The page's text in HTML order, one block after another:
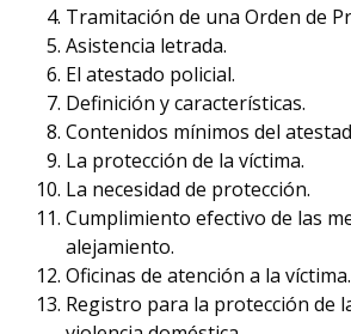
Tramitación de una Orden de
Asistencia letrada.
El atestado policial.
Definición y características.
Contenidos mínimos del
La protección de la víctima.
La necesidad de protección.
Cumplimiento efectivo de las
alejamiento.
Oficinas de atención a la víctima.
Registro para la protección de